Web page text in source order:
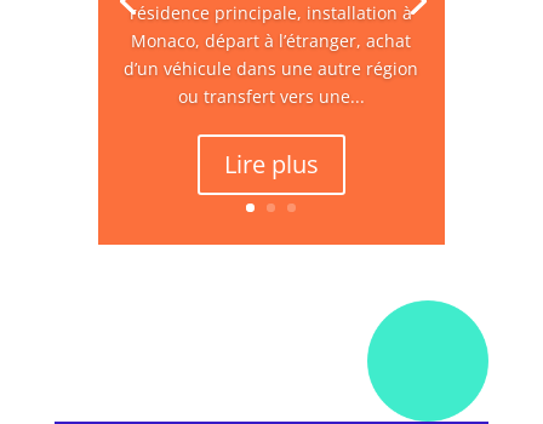
résidence principale, installation à
Monaco, départ à l’étranger, achat
d’un véhicule dans une autre région
ou transfert vers une...
Lire plus